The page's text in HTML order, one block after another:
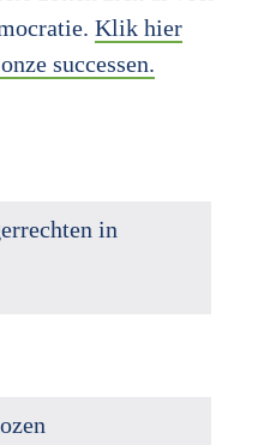
Klik hier
successen.
in